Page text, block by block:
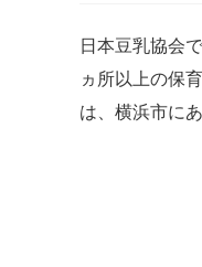
日本豆乳協会で
ヵ所以上の保
は、横浜市に